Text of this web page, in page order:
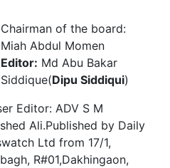
Chairman of the board:
Miah Abdul Momen
Editor: Md Abu Bakar
Siddique(Dipu Siddiqui)
Editor: ADV S M
Ali.Published by Daily
Ltd from 17/1,
R#01,Dakhingaon,